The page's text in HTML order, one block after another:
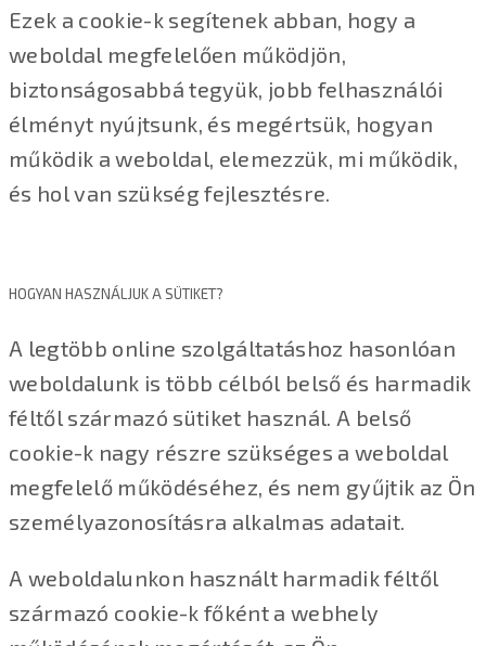
Ezek a cookie-k segítenek abban, hogy a
weboldal megfelelően működjön,
biztonságosabbá tegyük, jobb felhasználói
élményt nyújtsunk, és megértsük, hogyan
működik a weboldal, elemezzük, mi működik,
és hol van szükség fejlesztésre.
HOGYAN HASZNÁLJUK A SÜTIKET?
A legtöbb online szolgáltatáshoz hasonlóan
weboldalunk is több célból belső és harmadik
féltől származó sütiket használ. A belső
cookie-k nagy részre szükséges a weboldal
megfelelő működéséhez, és nem gyűjtik az Ön
személyazonosításra alkalmas adatait.
A weboldalunkon használt harmadik féltől
származó cookie-k főként a webhely